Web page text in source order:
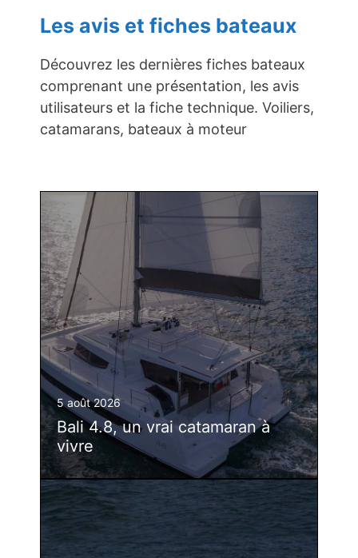
Les avis et fiches bateaux
Découvrez les dernières fiches bateaux
comprenant une présentation, les avis
utilisateurs et la fiche technique. Voiliers,
catamarans, bateaux à moteur
5 août 2026
Bali 4.8, un vrai catamaran à
vivre